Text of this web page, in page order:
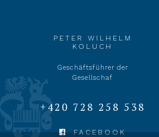
PETER WILHELM
KOLUCH
Geschäftsführer der
Gesellschaf
+420 728 258 538
FACEBOOK